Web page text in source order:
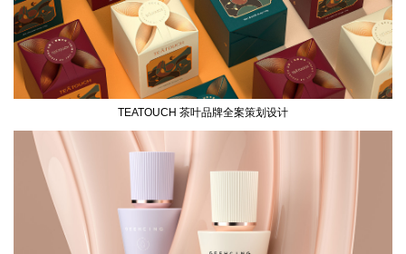
TEATOUCH 茶叶品牌全案策划设计